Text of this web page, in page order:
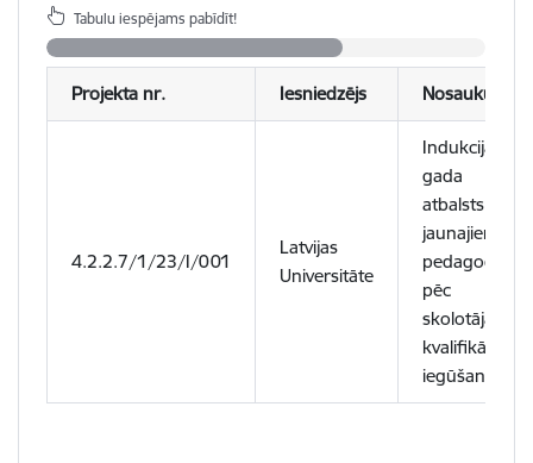
Tabulu iespējams pabīdīt!
Projekta nr. Iesniedzējs Nosaukums
4.2.2.7/1/23/I/001
Latvijas
Universitāte
Indukcijas
gada
atbalsts
jaunajiem
pedagogiem
pēc
skolotāja
kvalifikācijas
iegūšanas